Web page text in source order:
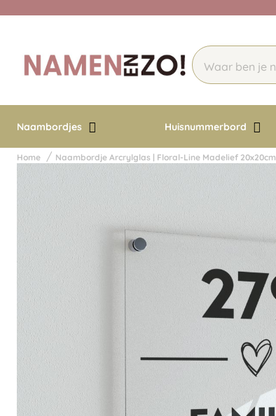
Naambordjes Huisnummerbord
Home Naambordje Arcrylglas | Floral-Line Madelief 20x20cm